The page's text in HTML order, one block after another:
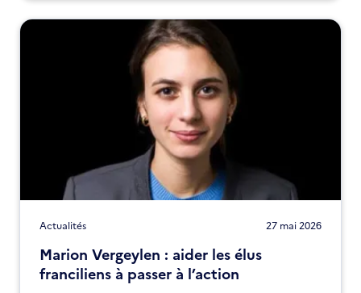
Actualités 27 mai 2026
Marion Vergeylen : aider les élus
franciliens à passer à l’action